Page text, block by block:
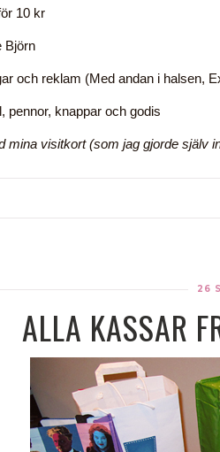
10 kr
Björn
och reklam (Med andan i halsen,
pennor, knappar och godis
mina visitkort (som jag gjorde själv
26
ALLA KASSAR